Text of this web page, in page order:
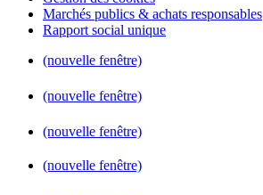
Marchés publics & achats responsables
Rapport social unique
(nouvelle fenêtre)
(nouvelle fenêtre)
(nouvelle fenêtre)
(nouvelle fenêtre)